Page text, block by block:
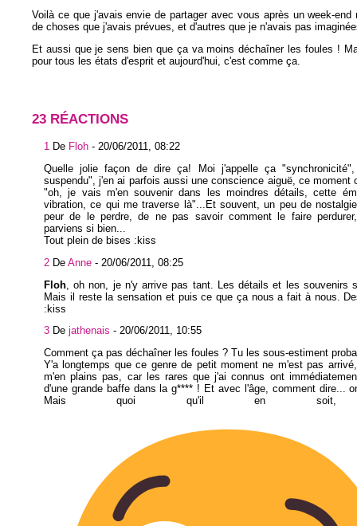
Voilà ce que j'avais envie de partager avec vous après un week-end
de choses que j'avais prévues, et d'autres que je n'avais pas
Et aussi que je sens bien que ça va moins déchaîner les foules !
pour tous les états d'esprit et aujourd'hui, c'est comme ça.
23 RÉACTIONS
1 De Floh - 20/06/2011, 08:22
Quelle jolie façon de dire ça! Moi j'appelle ça
suspendu", j'en ai parfois aussi une conscience aiguë, ce moment
"oh, je vais m'en souvenir dans les moindres détails, cette
vibration, ce qui me traverse là"...Et souvent, un peu de
peur de le perdre, de ne pas savoir comment le faire
parviens si bien...
Tout plein de bises :kiss
2 De Anne - 20/06/2011, 08:25
Floh , oh non, je n'y arrive pas tant. Les détails et les souvenirs
Mais il reste la sensation et puis ce que ça nous a fait à nous.
:kiss
3 De jathenais - 20/06/2011, 10:55
Comment ça pas déchaîner les foules ? Tu les sous-estiment
Y'a longtemps que ce genre de petit moment ne m'est pas
m'en plains pas, car les rares que j'ai connus ont
d'une grande baffe dans la g**** ! Et avec l'âge, comment dire...
Mais quoi qu'il en soit,